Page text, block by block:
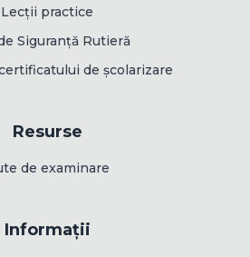
Lecții practice
Siguranță Rutieră
de școlarizare
Resurse
de examinare
Informații